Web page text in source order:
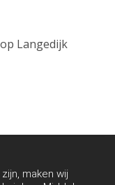
Langedijk
maken wij